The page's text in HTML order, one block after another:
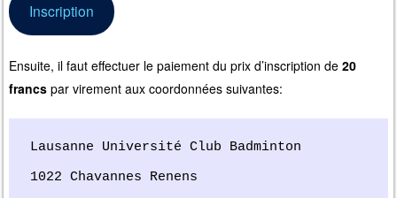
Inscription
Ensuite, il faut effectuer le paiement du prix d’inscription de20
francs par virement aux coordonnées suivantes:
Lausanne Université Club Badminton
1022 Chavannes Renens